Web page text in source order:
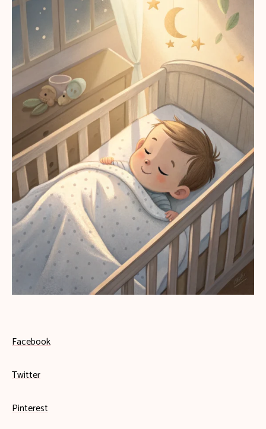
Facebook
Twitter
Pinterest